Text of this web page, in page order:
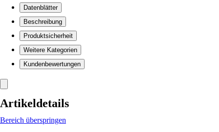
Datenblätter
Beschreibung
Produktsicherheit
Weitere Kategorien
Kundenbewertungen
Artikeldetails
Bereich überspringen